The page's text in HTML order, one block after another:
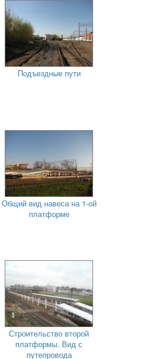
Подъездные пути
Общий вид навеса на 1-ой
платформе
Строительство второй
платформы. Вид с
путепровода